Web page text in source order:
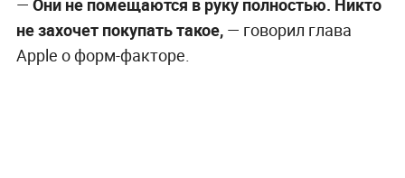
— Они не помещаются в руку полностью. Никто
не захочет покупать такое, — говорил глава
Apple о форм-факторе.